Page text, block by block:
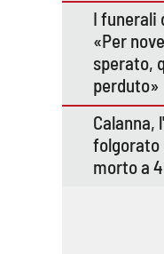
I funerali
«Per
sperato,
perduto»
Calanna,
folgorato
morto a